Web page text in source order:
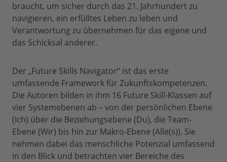
braucht, um sicher durch das 21. Jahrhundert zu
navigieren, ein erfülltes Leben zu leben und
Verantwortung zu übernehmen für das eigene und
das Schicksal anderer.
Der „Future Skills Navigator“ ist das erste
umfassende Framework für Zukunftskompetenzen.
Die Autoren bilden in ihm 16 Future Skill-Klassen auf
vier Systemebenen ab – von der persönlichen Ebene
(Ich) über die Beziehungsebene (Du), die Team-
Ebene (Wir) bis hin zur Makro-Ebene (Alle(s)). Sie
nehmen dabei das menschliche Potenzial umfassend
in den Blick und betrachten vier Bereiche des